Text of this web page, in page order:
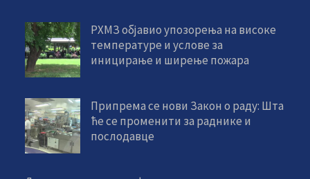
РХМЗ објавио упозорења на високе
температуре и услове за
иницирање и ширење пожара
Припрема се нови Закон о раду: Шта
ће се променити за раднике и
послодавце